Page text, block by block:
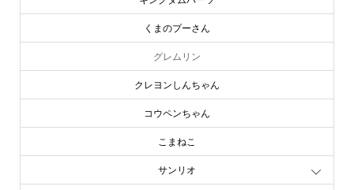
くまのプーさん
グレムリン
クレヨンしんちゃん
コウペンちゃん
こまねこ
サンリオ